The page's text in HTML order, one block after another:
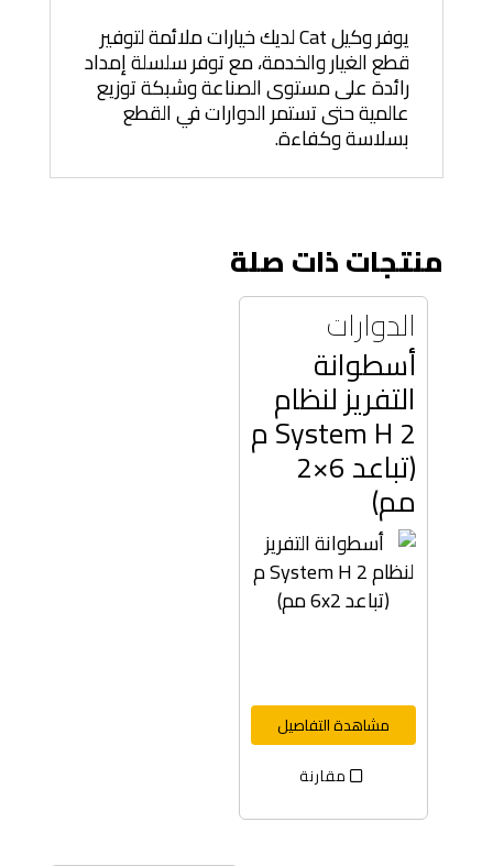
يوفر وكيل Cat لديك خيارات ملائمة لتوفير
قطع الغيار والخدمة، مع توفر سلسلة إمداد
رائدة على مستوى الصناعة وشبكة توزيع
عالمية حتى تستمر الدوارات في القطع
بسلاسة وكفاءة.
منتجات ذات صلة
الدوارات
أسطوانة
التفريز لنظام
System H 2 م
(تباعد 6×2
مم)
مشاهدة التفاصيل
مقارنة